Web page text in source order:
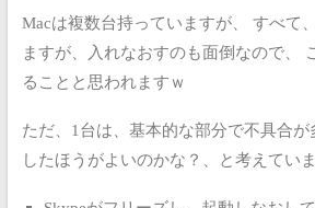
Macは複数台持っていますが、
すべて
ますが、入れなおすのも面倒なので、
ることと思われますｗ
ただ、1台は、基本的な部分で不具合が
したほうがよいのかな？、と考えていま